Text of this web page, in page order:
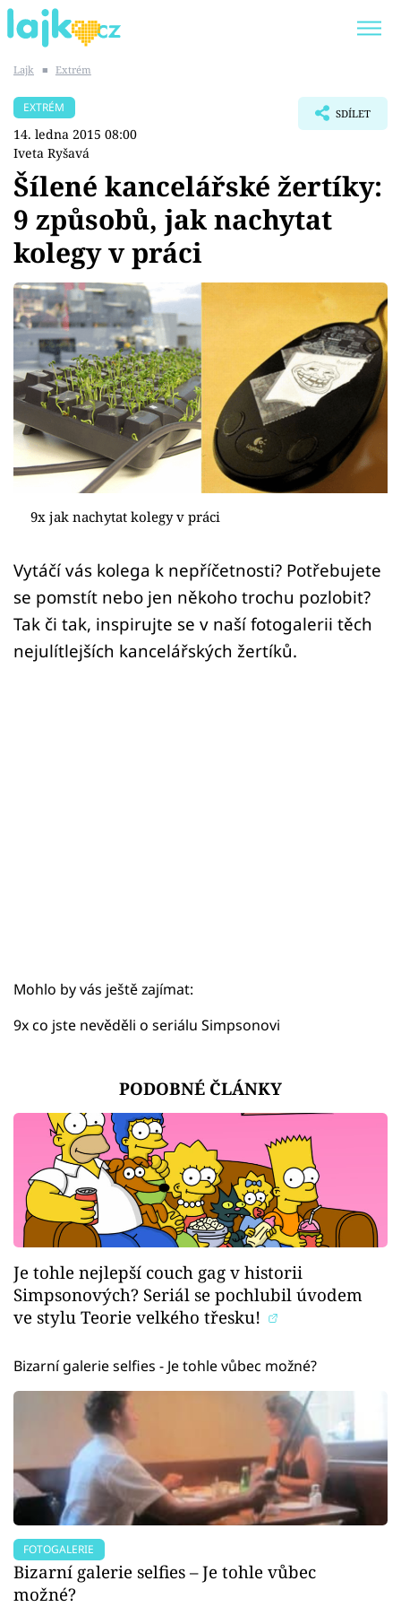
SHOPAHOLICADEL
Témata
Showbyznys
Youtubeři
Virály
Sex a vztahy
Videa
Sledujte prima+
Sledujte nás
Lajk ■ Extrém
EXTRÉM
14. ledna 2015 08:00
Iveta Ryšavá
SDÍLET
Šílené kancelářské žertíky:
9 způsobů, jak nachytat
kolegy v práci
9x jak nachytat kolegy v práci
Vytáčí vás kolega k nepříčetnosti? Potřebujete
se pomstít nebo jen někoho trochu pozlobit?
Tak či tak, inspirujte se v naší fotogalerii těch
nejulítlejších kancelářských žertíků.
Mohlo by vás ještě zajímat:
9x co jste nevěděli o seriálu Simpsonovi
PODOBNÉ ČLÁNKY
Je tohle nejlepší couch gag v historii
Simpsonových? Seriál se pochlubil úvodem
ve stylu Teorie velkého třesku!
Bizarní galerie selfies - Je tohle vůbec možné?
FOTOGALERIE
Bizarní galerie selfies – Je tohle vůbec
možné?